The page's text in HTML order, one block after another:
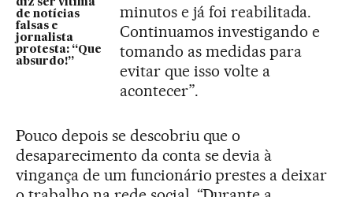
de notícias
falsas e
jornalista
protesta: “Que
absurdo!”
minutos e já foi reabilitada.
Continuamos investigando e
tomando as medidas para
evitar que isso volte a
acontecer”.
Pouco depois se descobriu que o
desaparecimento da conta se devia à
vingança de um funcionário prestes a deixar